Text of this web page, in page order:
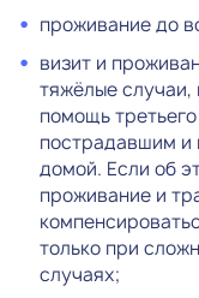
проживание до
визит и
тяжёлые случаи,
помощь
пострадавшим и
домой. Если об
проживание и
только при
случаях;